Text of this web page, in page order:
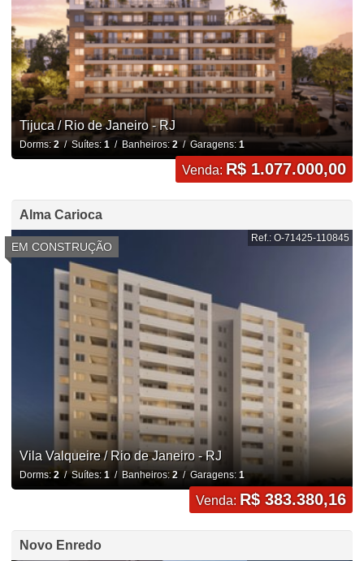
Tijuca / Rio de Janeiro - RJ
Dorms:2/ Suítes: 1/ Banheiros:2/ Garagens:1
Venda: R$ 1.077.000,00
Alma Carioca
EM CONSTRUÇÃO
Ref.: O-71425-110845
Vila Valqueire / Rio de Janeiro - RJ
Dorms: 2/ Suítes: 1/ Banheiros: 2/ Garagens: 1
Venda: R$ 383.380,16
Novo Enredo